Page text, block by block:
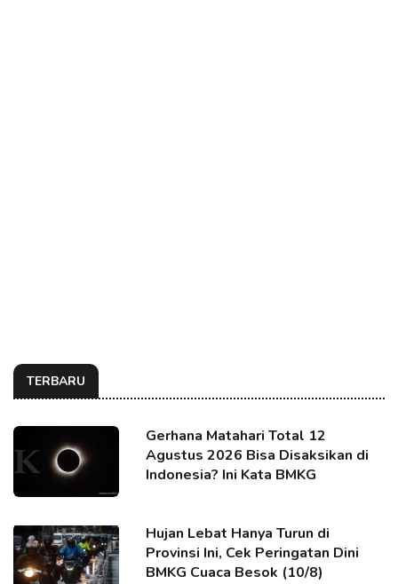
TERBARU
Gerhana Matahari Total 12
Agustus 2026 Bisa Disaksikan di
Indonesia? Ini Kata BMKG
Hujan Lebat Hanya Turun di
Provinsi Ini, Cek Peringatan Dini
BMKG Cuaca Besok (10/8)